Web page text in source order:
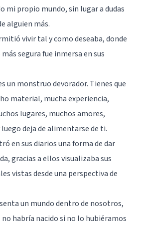
mi propio mundo, sin lugar a dudas
alguien más.
vivir tal y como deseaba, donde
segura fue inmersa en sus
un monstruo devorador. Tienes que
material, mucha experiencia,
lugares, muchos amores,
deja de alimentarse de ti.
en sus diarios una forma de dar
gracias a ellos visualizaba sus
vistas desde una perspectiva de
un mundo dentro de nosotros,
habría nacido si no lo hubiéramos